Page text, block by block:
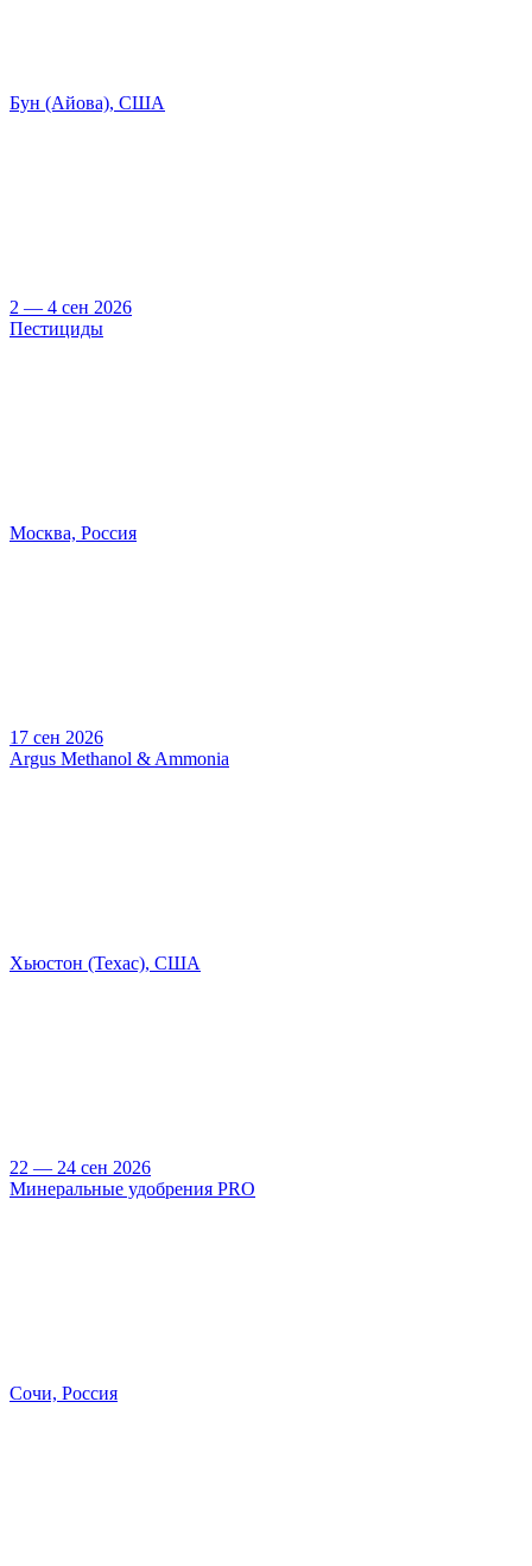
Бун (Айова), США
2 — 4 сен 2026
Пестициды
Москва, Россия
17 сен 2026
Argus Methanol & Ammonia
Хьюстон (Техас), США
22 — 24 сен 2026
Минеральные удобрения PRO
Сочи, Россия